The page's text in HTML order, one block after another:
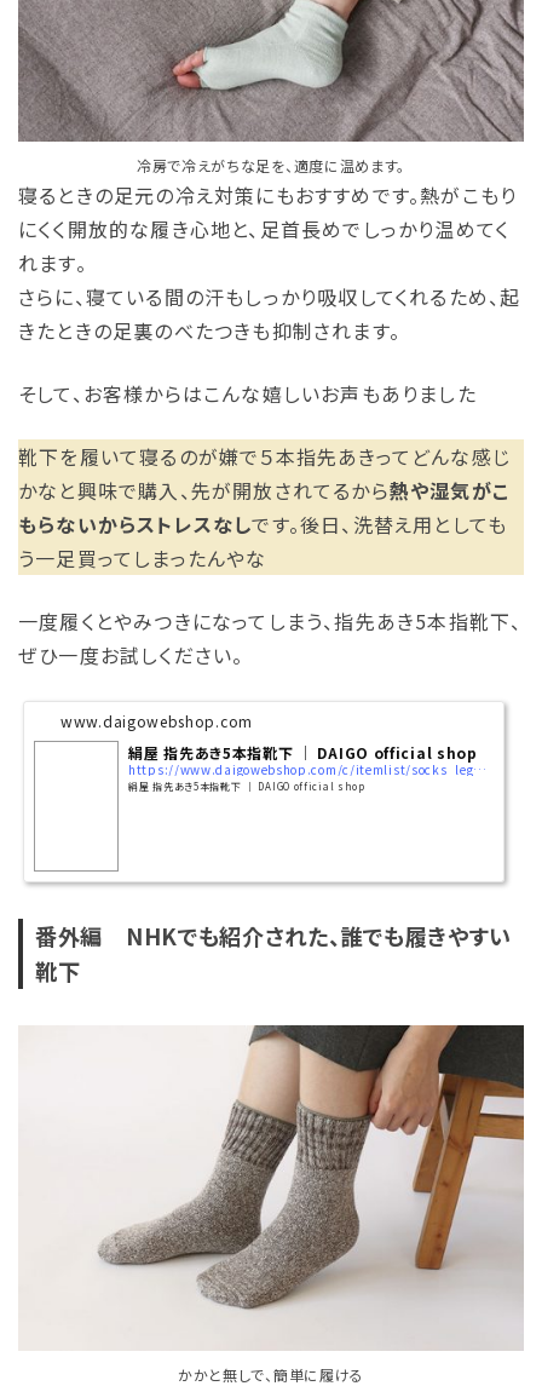
冷房で冷えがちな足を、適度に温めます。
寝るときの足元の冷え対策にもおすすめです。熱がこもり
にくく開放的な履き心地と、足首長めでしっかり温めてく
れます。
さらに、寝ている間の汗もしっかり吸収してくれるため、起
きたときの足裏のべたつきも抑制されます。
そして、お客様からはこんな嬉しいお声もありました
靴下を履いて寝るのが嫌で５本指先あきってどんな感じ
かなと興味で購入、先が開放されてるから熱や湿気がこ
もらないからストレスなしです。後日、洗替え用としても
う一足買ってしまったんやな
一度履くとやみつきになってしまう、指先あき5本指靴下、
ぜひ一度お試しください。
www.daigowebshop.com
絹屋 指先あき5本指靴下 │ DAIGO official shop
https://www.daigowebshop.com/c/itemlist/socks_legwarmers/five_finger/7280
絹屋 指先あき5本指靴下 │ DAIGO official shop
番外編 NHKでも紹介された、誰でも履きやすい
靴下
かかと無しで、簡単に履ける